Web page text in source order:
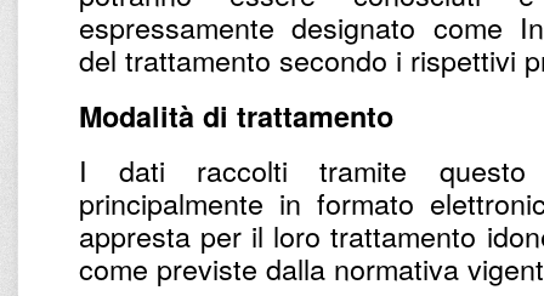
espressamente designato come
del trattamento secondo i rispettivi
Modalità di trattamento
I dati raccolti tramite
principalmente in formato
appresta per il loro trattamento
come previste dalla normativa